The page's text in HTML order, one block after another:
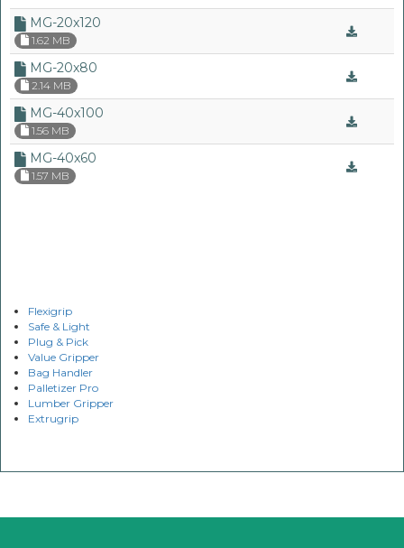
MG-20x120
1.62 MB
MG-20x80
2.14 MB
MG-40x100
1.56 MB
MG-40x60
1.57 MB
Flexigrip
Safe & Light
Plug & Pick
Value Gripper
Bag Handler
Palletizer Pro
Lumber Gripper
Extrugrip